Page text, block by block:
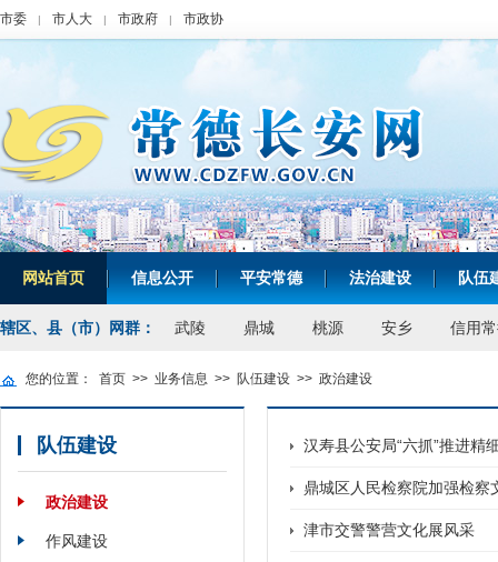
市委 | 市人大 | 市政府 | 市政协
网站首页 | 信息公开 | 平安常德 | 法治建设 | 队伍
辖区、县（市）网群： 武陵 鼎城 桃源 安乡 信用
您的位置： 首页 >> 业务信息 >> 队伍建设 >> 政治建设
队伍建设
政治建设
作风建设
汉寿县公安局“六抓”推进精
鼎城区人民检察院加强检察
津市交警警营文化展风采